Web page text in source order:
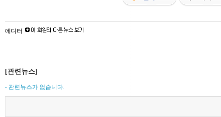
에디터
[관련뉴스]
- 관련뉴스가 없습니다.